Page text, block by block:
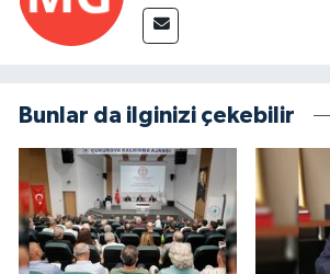
Bunlar da ilginizi çekebilir